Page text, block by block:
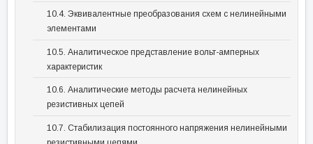
10.4. Эквивалентные преобразования схем с нелинейными
элементами
10.5. Аналитическое представление вольт-амперных
характеристик
10.6. Аналитические методы расчета нелинейных
резистивных цепей
10.7. Стабилизация постоянного напряжения нелинейными